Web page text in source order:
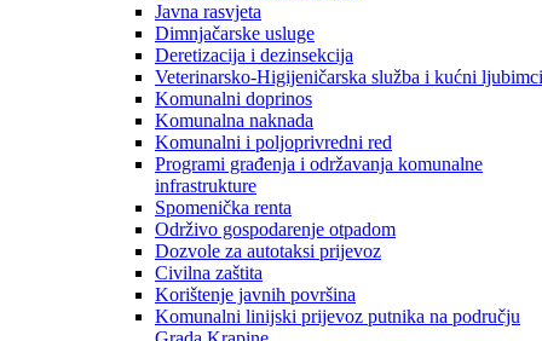
Javna rasvjeta
Dimnjačarske usluge
Deretizacija i dezinsekcija
Veterinarsko-Higijeničarska služba i kućni ljubimci
Komunalni doprinos
Komunalna naknada
Komunalni i poljoprivredni red
Programi građenja i održavanja komunalne
infrastrukture
Spomenička renta
Održivo gospodarenje otpadom
Dozvole za autotaksi prijevoz
Civilna zaštita
Korištenje javnih površina
Komunalni linijski prijevoz putnika na području